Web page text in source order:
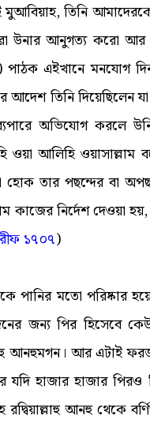
মুআবিয়াহ, তিনি
উনার আনুগত্য করো আর
পাঠক এইখানে মনযোগ
তিনি দিয়েছিলেন
অভিযোগ করলে
ওয়া আলিহি
তার পছন্দের বা
কাজের নির্দেশ দেওয়া
১৭০৭)
পানির মতো পরিষ্কার
জন্য পির হিসেবে
আনহুমগন। আর এটাই
হাজার হাজার পিরও
রদ্বিয়াল্লাহু আনহু থেকে